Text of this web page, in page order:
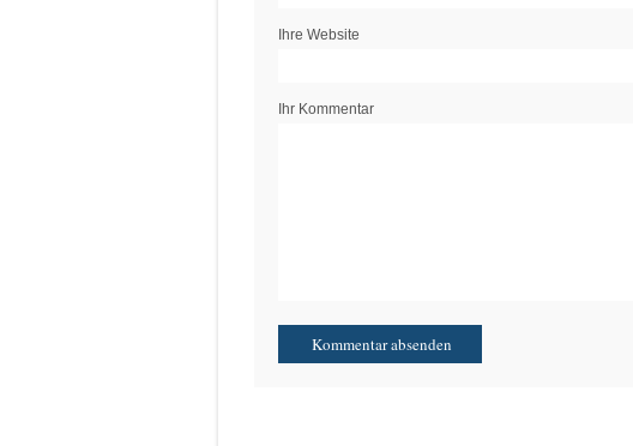
Ihre Website
Ihr Kommentar